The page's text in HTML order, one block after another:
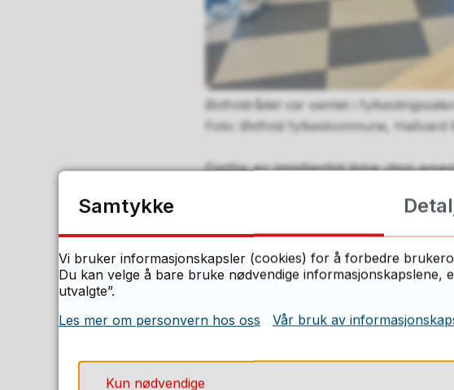
Østfoldrådet var samlet i
Østfold fylkeskommune, Hallvard
Dette er imidlertid ikke den
fra landsdelene i sør. I
Østfoldrådet å jobbe videre
fra andre landsdeler.
– Vi mener dette vil koble
forsvaret og sivilsamfunnet,
Går gjerne i dialog om
Samtykke
Vi bruker informasjonskapsler (cookies) for å forbedre
Du kan velge å bare bruke nødvendige informasjonskapslene,
utvalgte”.
Les mer om personvern hos oss
Vår bruk av
Kun nødvendige